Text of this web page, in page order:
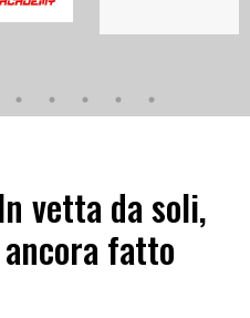
vetta da soli,
fatto